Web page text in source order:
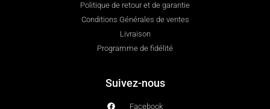
Politique de retour et de garantie
Conditions Générales de ventes
Livraison
Programme de fidélité
Suivez-nous
Facebook